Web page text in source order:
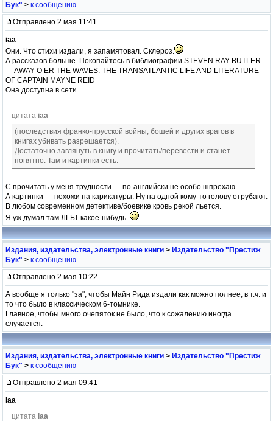
Бук" > к сообщению
Отправлено 2 мая 11:41
iaa
Они. Что стихи издали, я запамятовал. Склероз.
А рассказов больше. Покопайтесь в библиографии STEVEN RAY BUTLER
— AWAY O’ER THE WAVES: THE TRANSATLANTIC LIFE AND LITERATURE
OF CAPTAIN MAYNE REID
Она доступна в сети.
цитата iaa
(последствия франко-прусской войны, бошей и других врагов в
книгах убивать разрешается).
Достаточно заглянуть в книгу и прочитать/перевести и станет
понятно. Там и картинки есть.
С прочитать у меня трудности — по-английски не особо шпрехаю.
А картинки — похожи на карикатуры. Ну на одной кому-то голову отрубают.
В любом современном детективе/боевике кровь рекой льется.
Я уж думал там ЛГБТ какое-нибудь.
Издания, издательства, электронные книги > Издательство "Престиж
Бук" > к сообщению
Отправлено 2 мая 10:22
А вообще я только "за", чтобы Майн Рида издали как можно полнее, в т.ч. и
то что было в классическом 6-томнике.
Главное, чтобы много очепяток не было, что к сожалению иногда
случается.
Издания, издательства, электронные книги > Издательство "Престиж
Бук" > к сообщению
Отправлено 2 мая 09:41
iaa
цитата iaa